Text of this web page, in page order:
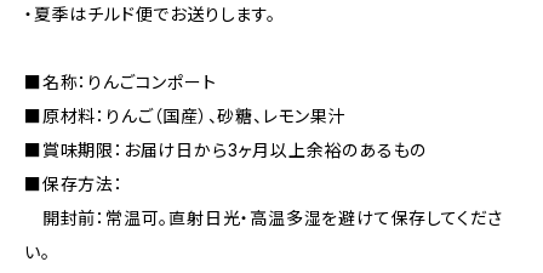
・夏季はチルド便でお送りします。
■名称：りんごコンポート
■原材料：りんご（国産）、砂糖、レモン果汁
■賞味期限：お届け日から3ヶ月以上余裕のあるもの
■保存方法：
開封前：常温可。直射日光・高温多湿を避けて保存してくださ
い。